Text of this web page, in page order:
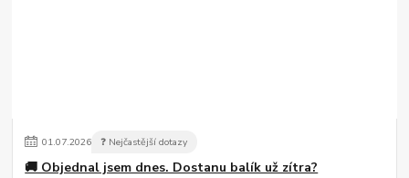
01.07.2026 ❓ Nejčastější dotazy
🚚 Objednal jsem dnes. Dostanu balík už zítra?